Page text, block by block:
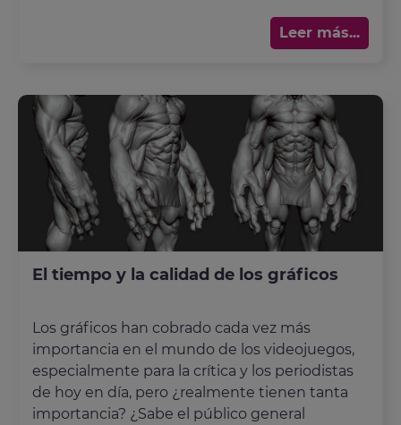
Leer más...
El tiempo y la calidad de los gráficos
Los gráficos han cobrado cada vez más
importancia en el mundo de los videojuegos,
especialmente para la crítica y los periodistas
de hoy en día, pero ¿realmente tienen tanta
importancia? ¿Sabe el público general